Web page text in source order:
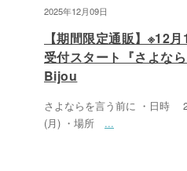
2025年12月09日
【期間限定通販】※12
受付スタート『さよな
Bijou
さよならを言う前に ・日時
(月) ・場所 ...